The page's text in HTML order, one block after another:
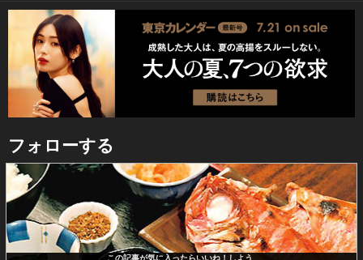
フォローする
この記事が気に入ったらいいね！しよう